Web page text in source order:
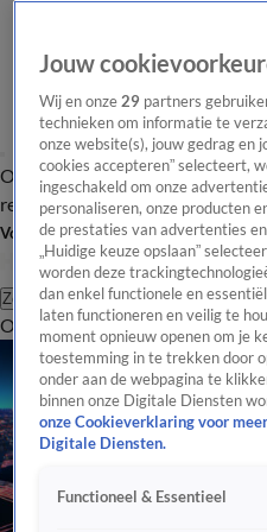
Overzicht Laatste nieuws
redactie
Volg Hart van Nederland
Zoeken
OverzichtRegioUitzendingen
Jouw
Wij en onze29 partners
technieken om informatie te
onze website(s), jouw gedrag en
cookies accepteren” selecteert,
ingeschakeld om onze
personaliseren, onze producten
de prestaties van advertenties
„Huidige keuze opslaan”
worden deze
dan enkel functionele en
laten functioneren en veilig te
moment opnieuw openen om je
toestemming in te trekken door
onder aan de webpagina te
binnen onze Digitale Diensten
onze Cookieverklaring voor
Digitale Diensten.
Functioneel & Essentieel